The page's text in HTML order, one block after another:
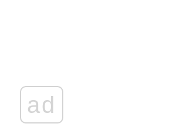
ad